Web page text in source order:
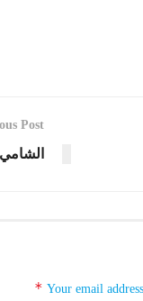
Post
Your email
*